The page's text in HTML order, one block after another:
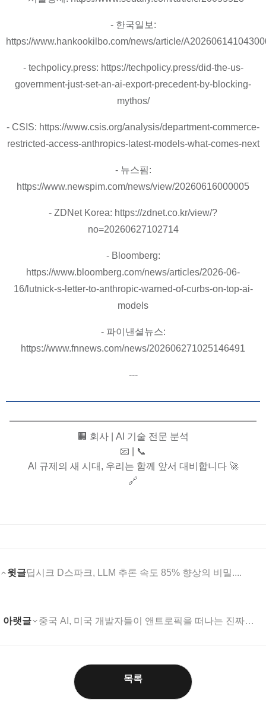
- 한국일보:
https://www.hankookilbo.com/news/article/
- techpolicy.press: https://techpolicy.press/did-the-us-
government-just-set-an-ai-export-precedent-by-blocking-
mythos/
- CSIS: https://www.csis.org/analysis/department-commerce-
restricted-access-anthropics-latest-models-what-comes-next
- 뉴스핌:
https://www.newspim.com/news/view/20260616000005
- ZDNet Korea: https://zdnet.co.kr/view/?
no=20260627102714
- Bloomberg:
https://www.bloomberg.com/news/articles/2026-06-
16/lutnick-s-letter-to-anthropic-warned-of-curbs-on-top-ai-
models
- 파이낸셜뉴스:
https://www.fnnews.com/news/202606271025146491
---
━━━━━━━━━━━━━━━━━━━━━━━━━━
🏢 회사 | AI 기술 전문 분석
📧 | 📞
AI 규제의 새 시대, 우리는 함께 앞서 대비합니다 🚀
🔗
윗글딥시크 D스파크, LLM 추론 속도 85% 향상의 비밀....
중국 AI, 미국 개발자들이 앤트로픽을 떠나는 진짜 이....
아랫글
목록